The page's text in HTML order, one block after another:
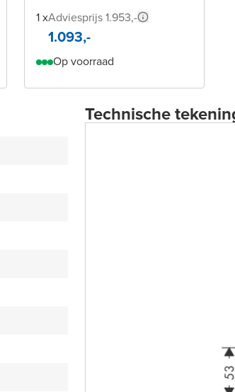
1 xAdviesprijs 1.953,-
1.093,-
Op voorraad
Technische